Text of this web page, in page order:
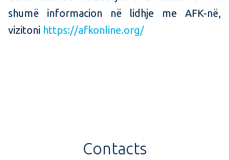
shumë informacion në lidhje me AFK-në,
vizitoni https://afkonline.org/
Contacts